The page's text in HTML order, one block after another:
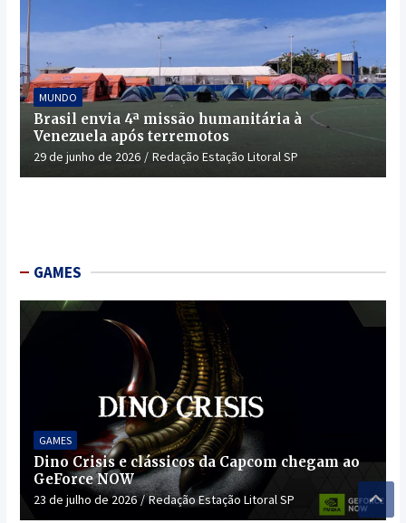
MUNDO
Brasil envia 4ª missão humanitária à
Venezuela após terremotos
29 de junho de 2026 Redação Estação Litoral SP
GAMES
GAMES
Dino Crisis e clássicos da Capcom chegam ao
GeForce NOW
23 de julho de 2026 Redação Estação Litoral SP